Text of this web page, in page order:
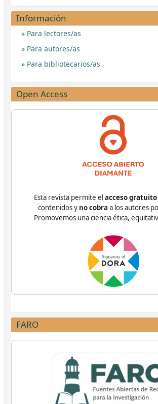
Información
Para lectores/as
Para autores/as
Para bibliotecarios/as
Open Access
Esta revista permite elacceso gratuito
contenidos y no cobra a los autores
Promovemos una ciencia ética,
FARO